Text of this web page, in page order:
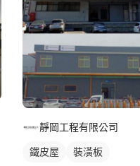
靜岡工程有限公司
鐵皮屋 裝潢板